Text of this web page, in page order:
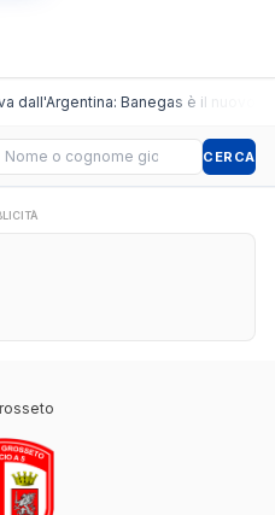
dall'Argentina: Banegas è il nuovo
Cerca giocatore CERCA